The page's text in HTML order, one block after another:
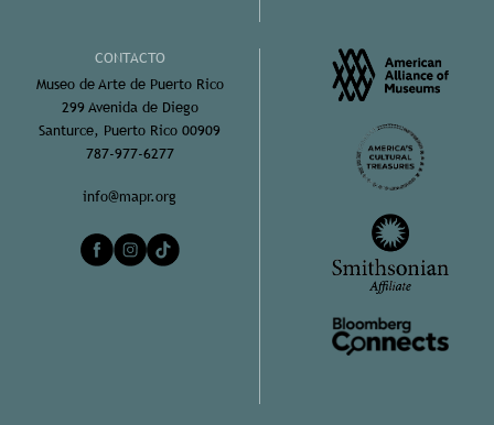
CONTACTO
Museo de Arte de Puerto Rico
299 Avenida de Diego
Santurce, Puerto Rico 00909
787-977-6277
info@mapr.org